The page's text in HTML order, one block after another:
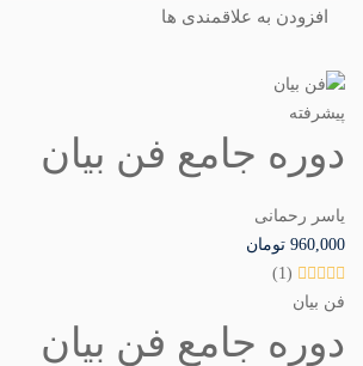
افزودن به علاقمندی ها
پیشرفته
دوره جامع فن بیان
یاسر رحمانی
960,000 تومان
(1)
فن بیان
دوره جامع فن بیان